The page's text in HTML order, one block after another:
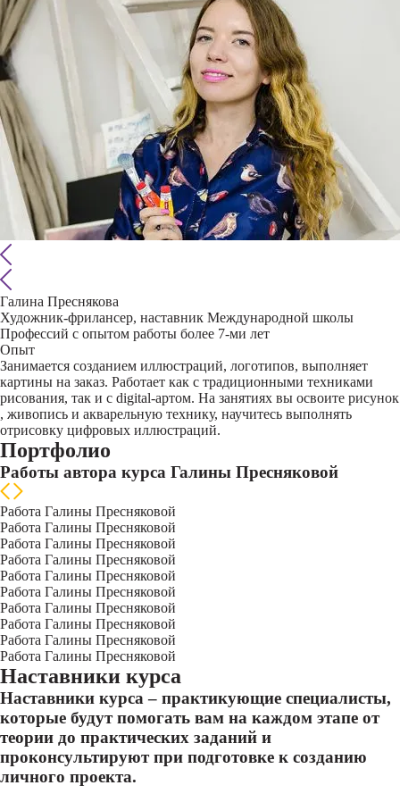
Галина Преснякова
Художник-фрилансер, наставник Международной школы
Профессий с опытом работы более 7-ми лет
Опыт
Занимается созданием иллюстраций, логотипов, выполняет
картины на заказ. Работает как с традиционными техниками
рисования, так и с digital-артом. На занятиях вы освоите рисунок
, живопись и акварельную технику, научитесь выполнять
отрисовку цифровых иллюстраций.
Портфолио
Работы автора курса Галины Пресняковой
Работа Галины Пресняковой
Работа Галины Пресняковой
Работа Галины Пресняковой
Работа Галины Пресняковой
Работа Галины Пресняковой
Работа Галины Пресняковой
Работа Галины Пресняковой
Работа Галины Пресняковой
Работа Галины Пресняковой
Работа Галины Пресняковой
Наставники курса
Наставники курса – практикующие специалисты,
которые будут помогать вам на каждом этапе от
теории до практических заданий и
проконсультируют при подготовке к созданию
личного проекта.